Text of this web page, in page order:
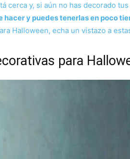
cerca y, si aún no has decorado
hacer y puedes tenerlas en poco
Halloween, echa un vistazo a
para